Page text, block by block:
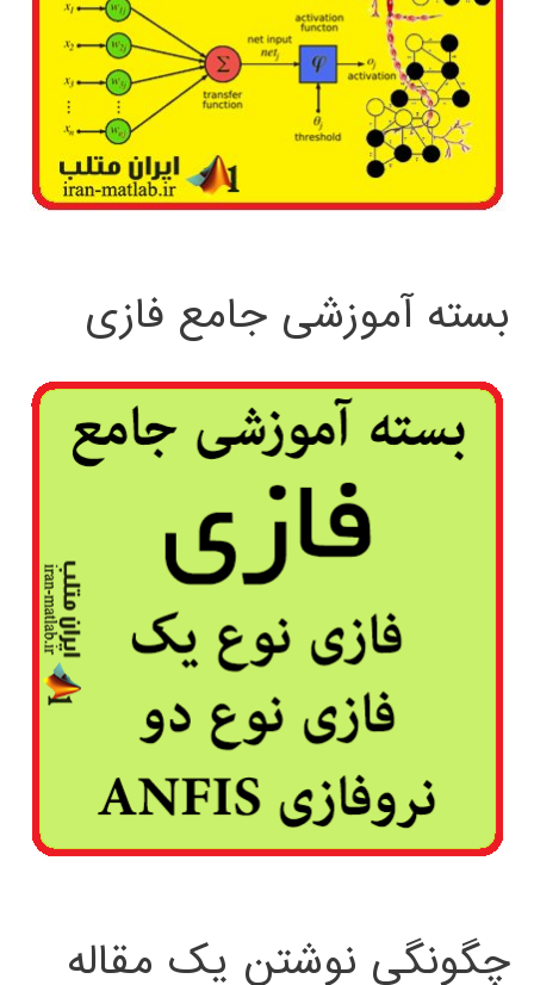
بسته آموزشی جامع فازی
چگونگی نوشتن یک مقاله